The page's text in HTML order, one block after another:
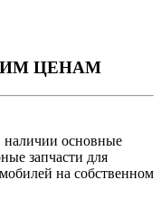
ЦЕНАМ
наличии основные
запчасти для
на собственном